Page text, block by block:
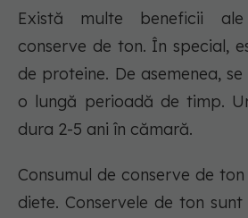
Există multe beneficii
conserve de ton. În special,
de proteine. De asemenea,
o lungă perioadă de timp.
dura 2-5 ani în cămară.
Consumul de conserve de
diete. Conservele de ton